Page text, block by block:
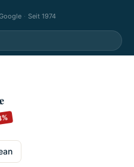
· Seit 1974